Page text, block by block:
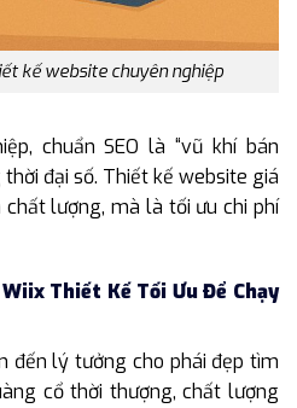
kế website chuyên nghiệp
chuẩn SEO là “vũ khí bán
đại số. Thiết kế website giá
lượng, mà là tối ưu chi phí
Thiết Kế Tối Ưu Để Chạy
đến lý tưởng cho phái đẹp tìm
cổ thời thượng, chất lượng